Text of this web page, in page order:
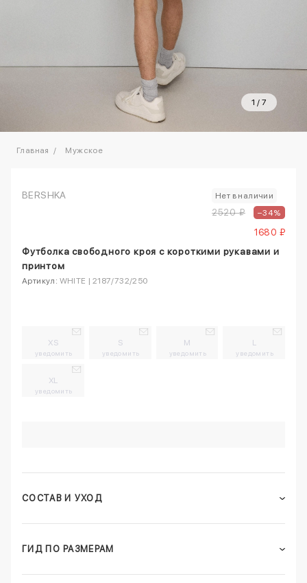
1 / 7
Главная Мужское
BERSHKA Нет в наличии
2520 ₽ –34%
1680 ₽
Футболка свободного кроя с короткими рукавами и
принтом
Артикул: WHITE | 2187/732/250
XS
уведомить
S
уведомить
M
уведомить
L
уведомить
XL
уведомить
СОСТАВ И УХОД
ГИД ПО РАЗМЕРАМ